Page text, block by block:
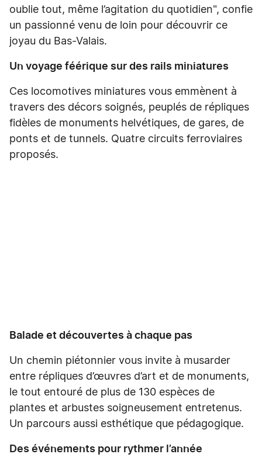
oublie tout, même l’agitation du quotidien", confie
un passionné venu de loin pour découvrir ce
joyau du Bas-Valais.
Un voyage féérique sur des rails miniatures
Ces locomotives miniatures vous emmènent à
travers des décors soignés, peuplés de répliques
fidèles de monuments helvétiques, de gares, de
ponts et de tunnels. Quatre circuits ferroviaires
proposés.
Balade et découvertes à chaque pas
Un chemin piétonnier vous invite à musarder
entre répliques d’œuvres d’art et de monuments,
le tout entouré de plus de 130 espèces de
plantes et arbustes soigneusement entretenus.
Un parcours aussi esthétique que pédagogique.
Des événements pour rythmer l’année